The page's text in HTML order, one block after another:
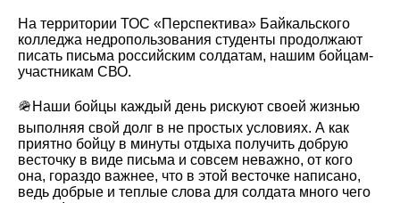
На территории ТОС «Перспектива» Байкальского
колледжа недропользования студенты продолжают
писать письма российским солдатам, нашим бойцам-
участникам СВО.
🪖Наши бойцы каждый день рискуют своей жизнью
выполняя свой долг в не простых условиях. А как
приятно бойцу в минуты отдыха получить добрую
весточку в виде письма и совсем неважно, от кого
она, гораздо важнее, что в этой весточке написано,
ведь добрые и теплые слова для солдата много чего